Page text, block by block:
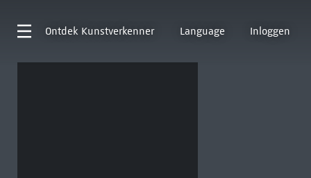
Ontdek Kunstverkenner Language Inloggen